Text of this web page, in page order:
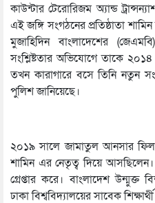
কাউন্টার টেরোরিজম অ্যান্ড
এই জঙ্গি সংগঠনের প্রতিষ্ঠাতা
মুজাহিদিন বাংলাদেশের
সংশ্লিষ্টতার অভিযোগে তাকে ২০১৪
তখন কারাগারে বসে তিনি নতুন
পুলিশ জানিয়েছে।
২০১৯ সালে জামাতুল আনসার ফিল
শামিন এর নেতৃত্ব দিয়ে
গ্রেপ্তার করে। বাংলাদেশ উন্মুক্ত
ঢাকা বিশ্ববিদ্যালয়ের সাবেক